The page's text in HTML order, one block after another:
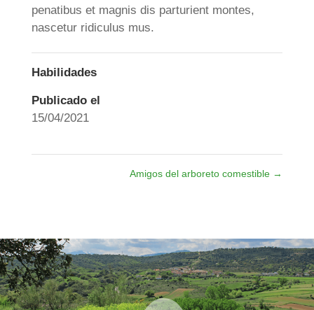
penatibus et magnis dis parturient montes,
nascetur ridiculus mus.
Habilidades
Publicado el
15/04/2021
Amigos del arboreto comestible →